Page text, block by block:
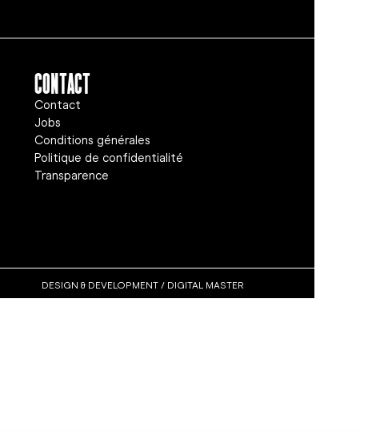
Contact
Contact
Jobs
Conditions générales
Politique de confidentialité
Transparence
DESIGN & DEVELOPMENT / DIGITAL MASTER